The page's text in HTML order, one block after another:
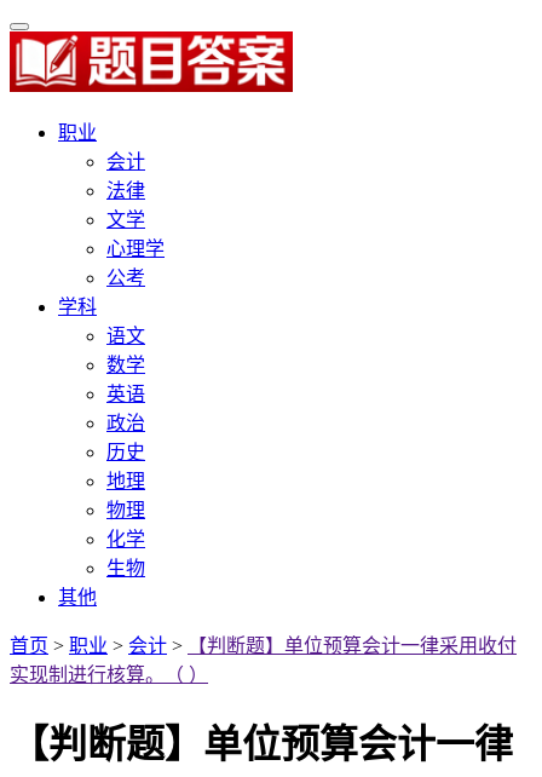
职业
会计
法律
文学
心理学
公考
学科
语文
数学
英语
政治
历史
地理
物理
化学
生物
其他
首页 > 职业 > 会计 >
【判断题】单位预算会计一律采用收付
实现制进行核算。（ ）
【判断题】单位预算会计一律